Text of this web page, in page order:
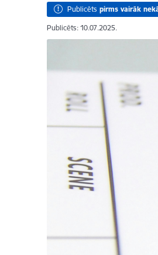
Publicēts pirms vairāk
Publicēts: 10.07.2025.